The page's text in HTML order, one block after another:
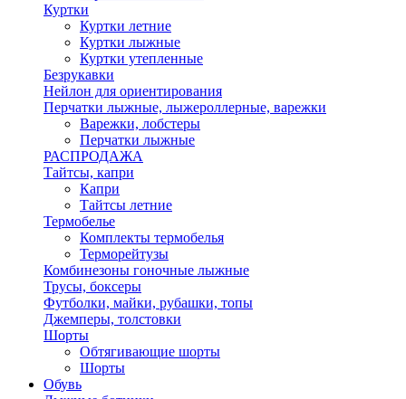
Куртки
Куртки летние
Куртки лыжные
Куртки утепленные
Безрукавки
Нейлон для ориентирования
Перчатки лыжные, лыжероллерные, варежки
Варежки, лобстеры
Перчатки лыжные
РАСПРОДАЖА
Тайтсы, капри
Капри
Тайтсы летние
Термобелье
Комплекты термобелья
Терморейтузы
Комбинезоны гоночные лыжные
Трусы, боксеры
Футболки, майки, рубашки, топы
Джемперы, толстовки
Шорты
Обтягивающие шорты
Шорты
Обувь